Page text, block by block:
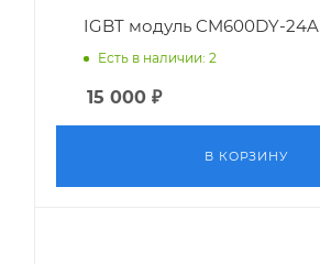
IGBT модуль CM600DY-24A
Есть в наличии: 2
15 000 ₽
В КОРЗИНУ